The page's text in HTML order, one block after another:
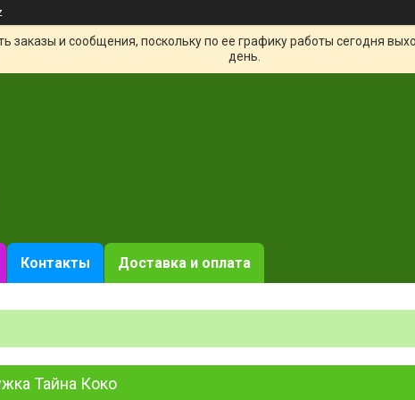
заказы и сообщения, поскольку по ее графику работы сегодня
день.
Контакты Доставка и оплата
Тайна Коко